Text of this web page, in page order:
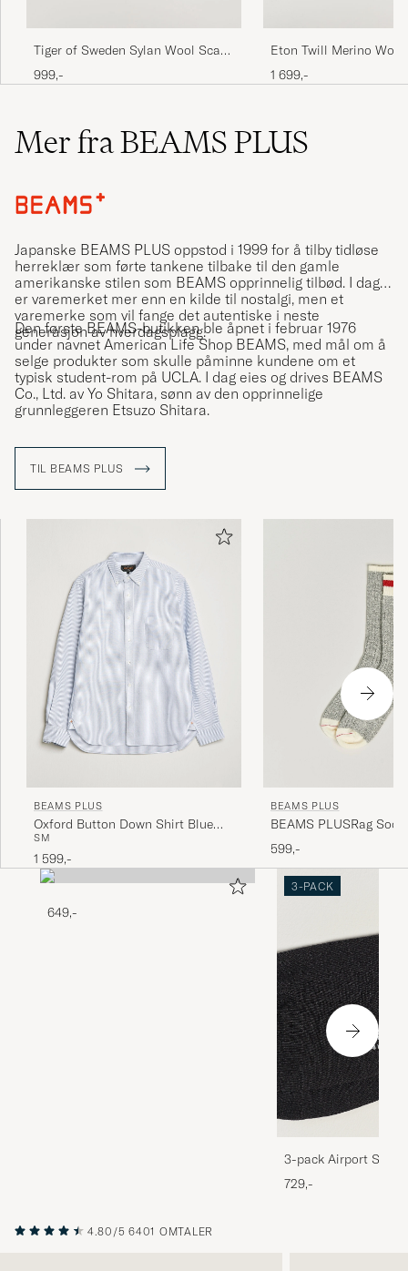
Tiger of Sweden Sylan Wool Scarf
Charcoal
999,-
Eton Twill Merino Wool
Blue
1 699,-
Mer fra BEAMS PLUS
Japanske BEAMS PLUS oppstod i 1999 for å tilby tidløse
herreklær som førte tankene tilbake til den gamle
amerikanske stilen som BEAMS opprinnelig tilbød. I dag
er varemerket mer enn en kilde til nostalgi, men et
varemerke som vil fange det autentiske i neste
generasjon av hverdagsplagg.
Den første BEAMS-butikken ble åpnet i februar 1976
under navnet American Life Shop BEAMS, med mål om å
selge produkter som skulle påminne kundene om et
typisk student-rom på UCLA. I dag eies og drives BEAMS
Co., Ltd. av Yo Shitara, sønn av den opprinnelige
grunnleggeren Etsuzo Shitara.
TIL BEAMS PLUS
BEAMS PLUS
Oxford Button Down Shirt Blue
Stripe
SM
1 599,-
BEAMS PLUS
BEAMS PLUSRag
599,-
649,-
3-PACK
3-pack Airport
Melange
729,-
4.80/5 6401 OMTALER